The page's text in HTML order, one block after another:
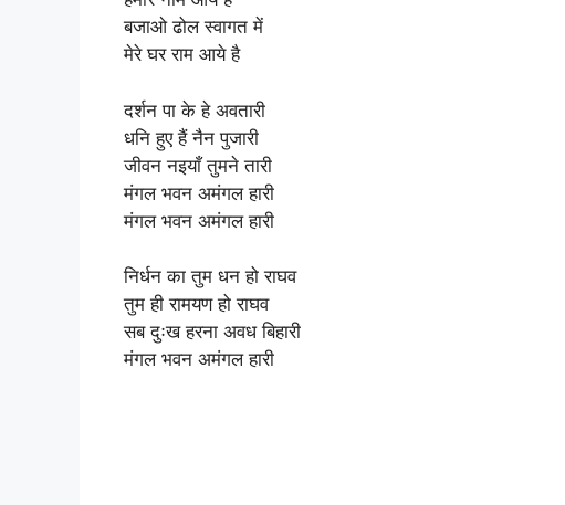
बजाओ ढोल स्वागत में
मेरे घर राम आये है
दर्शन पा के हे अवतारी
धनि हुए हैं नैन पुजारी
जीवन नइयाँ तुमने तारी
मंगल भवन अमंगल हारी
मंगल भवन अमंगल हारी
निर्धन का तुम धन हो राघव
तुम ही रामयण हो राघव
सब दुःख हरना अवध बिहारी
मंगल भवन अमंगल हारी